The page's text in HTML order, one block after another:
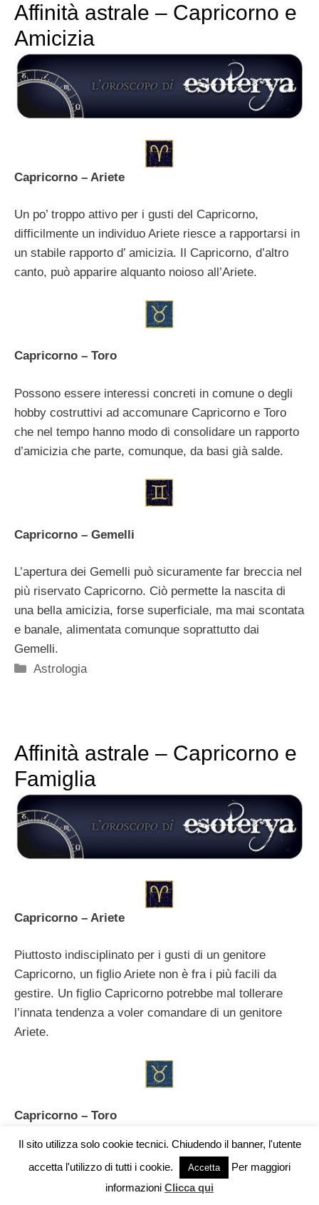
Affinità astrale – Capricorno e
Amicizia
Capricorno – Ariete
Un po’ troppo attivo per i gusti del Capricorno,
difficilmente un individuo Ariete riesce a rapportarsi in
un stabile rapporto d’ amicizia. Il Capricorno, d’altro
canto, può apparire alquanto noioso all’Ariete.
Capricorno – Toro
Possono essere interessi concreti in comune o degli
hobby costruttivi ad accomunare Capricorno e Toro
che nel tempo hanno modo di consolidare un rapporto
d’amicizia che parte, comunque, da basi già salde.
Capricorno – Gemelli
L’apertura dei Gemelli può sicuramente far breccia nel
più riservato Capricorno. Ciò permette la nascita di
una bella amicizia, forse superficiale, ma mai scontata
e banale, alimentata comunque soprattutto dai
Gemelli.
Categorie
Astrologia
Affinità astrale – Capricorno e
Famiglia
Capricorno – Ariete
Piuttosto indisciplinato per i gusti di un genitore
Capricorno, un figlio Ariete non è fra i più facili da
gestire. Un figlio Capricorno potrebbe mal tollerare
l’innata tendenza a voler comandare di un genitore
Ariete.
Capricorno – Toro
Genitori e figli o fratelli e sorelle Capricorno e Toro
riescono ad instaurare con facilità ottime relazioni che
nel tempo si arricchiscono di stima, fiducia e rispetto
Il sito utilizza solo cookie tecnici. Chiudendo il banner, l'utente
accetta l'utilizzo di tutti i cookie.
Accetta
Per maggiori
informazioni Clicca qui
Vuoi pubblicare sul nostro network?